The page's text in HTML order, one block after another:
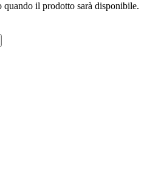
il prodotto sarà disponibile.